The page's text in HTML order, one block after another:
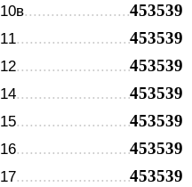
10в 453539
11 453539
12 453539
14 453539
15 453539
16 453539
17 453539